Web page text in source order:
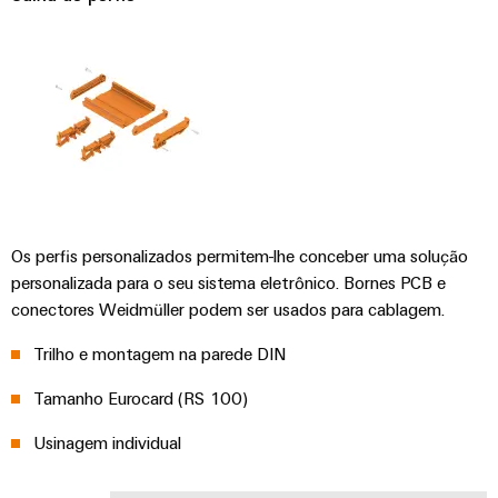
energética
de
edifícios
Soluções
para
infraestruturas
de
edifícios
Construção
quadros
Soluções
Fabricante
de
dispositivos
e
terminais
PCB
Serviços
de
PCB
e
Comandos
Sistemas
I/O
Painéis
de
Ferramentas
de
engenharia
Os perfis personalizados permitem-lhe conceber uma solução
personalizada para o seu sistema eletrônico. Bornes PCB e
conectores Weidmüller podem ser usados para cablagem.
Trilho e montagem na parede DIN
Tamanho Eurocard (RS 100)
Usinagem individual